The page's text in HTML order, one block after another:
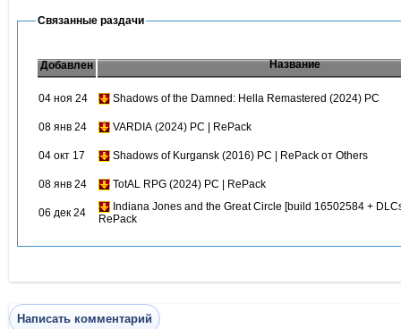
Связанные раздачи
Добавлен Название
04 ноя 24 Shadows of the Damned: Hella Remastered (2024) PC
08 янв 24 VARDIA (2024) PC | RePack
04 окт 17 Shadows of Kurgansk (2016) PC | RePack от Others
08 янв 24 TotAL RPG (2024) PC | RePack
06 дек 24
Indiana Jones and the Great Circle [build 16502584 +
RePack
Написать комментарий